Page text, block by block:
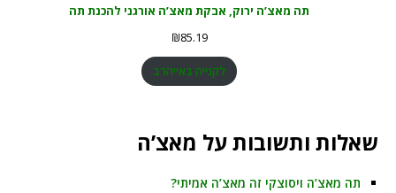
תה מאצ’ה ירוק, אבקת מאצ’ה אורגני להכנת תה
₪85.19
לקנייה באייהרב
שאלות ותשובות על מאצ’ה
תה מאצ’ה ויסוצקי זה מאצ’ה אמיתי?